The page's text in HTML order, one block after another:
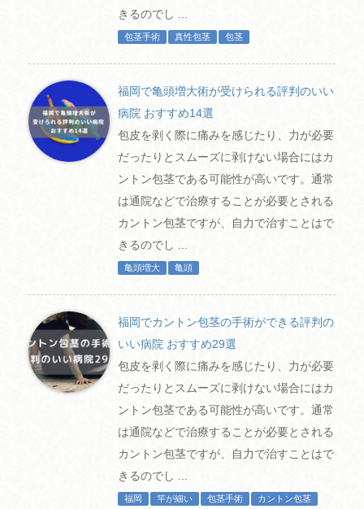
きるのでし ...
包茎手術 真性包茎 包茎
福岡で亀頭増大術が受けられる評判のいい
病院 おすすめ14選
包皮を剥く際に痛みを感じたり、力が必要
だったりとスムーズに剥けない場合にはカ
ントン包茎である可能性が高いです。通常
は通院などで治療することが必要とされる
カントン包茎ですが、自力で治すことはで
きるのでし ...
亀頭増大 亀頭
福岡でカントン包茎の手術ができる評判の
いい病院 おすすめ29選
包皮を剥く際に痛みを感じたり、力が必要
だったりとスムーズに剥けない場合にはカ
ントン包茎である可能性が高いです。通常
は通院などで治療することが必要とされる
カントン包茎ですが、自力で治すことはで
きるのでし ...
福岡 竿が細い 包茎手術 カントン包茎